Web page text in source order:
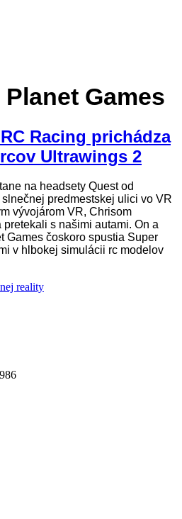
Planet Games
Racing prichádza
Ultrawings 2
na headsety Quest od
predmestskej ulici vo VR
vývojárom VR, Chrisom
pretekali s našimi autami. On a
Games čoskoro spustia Super
v hlbokej simulácii rc modelov